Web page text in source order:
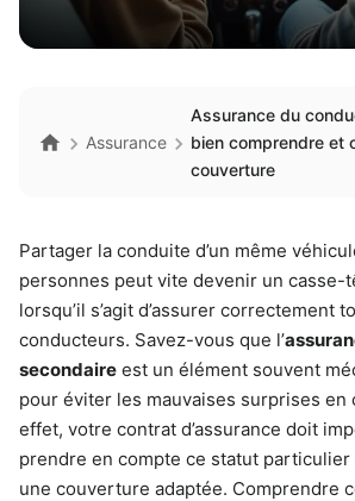
Assurance
Assurance du
bien comprendre et
couverture
Partager la conduite d’un même
personnes peut vite devenir un casse-
lorsqu’il s’agit d’assurer correctement
conducteurs. Savez-vous que l’
secondaire est un élément souvent
pour éviter les mauvaises surprises en
effet, votre contrat d’assurance doit
prendre en compte ce statut
une couverture adaptée. Comprendre